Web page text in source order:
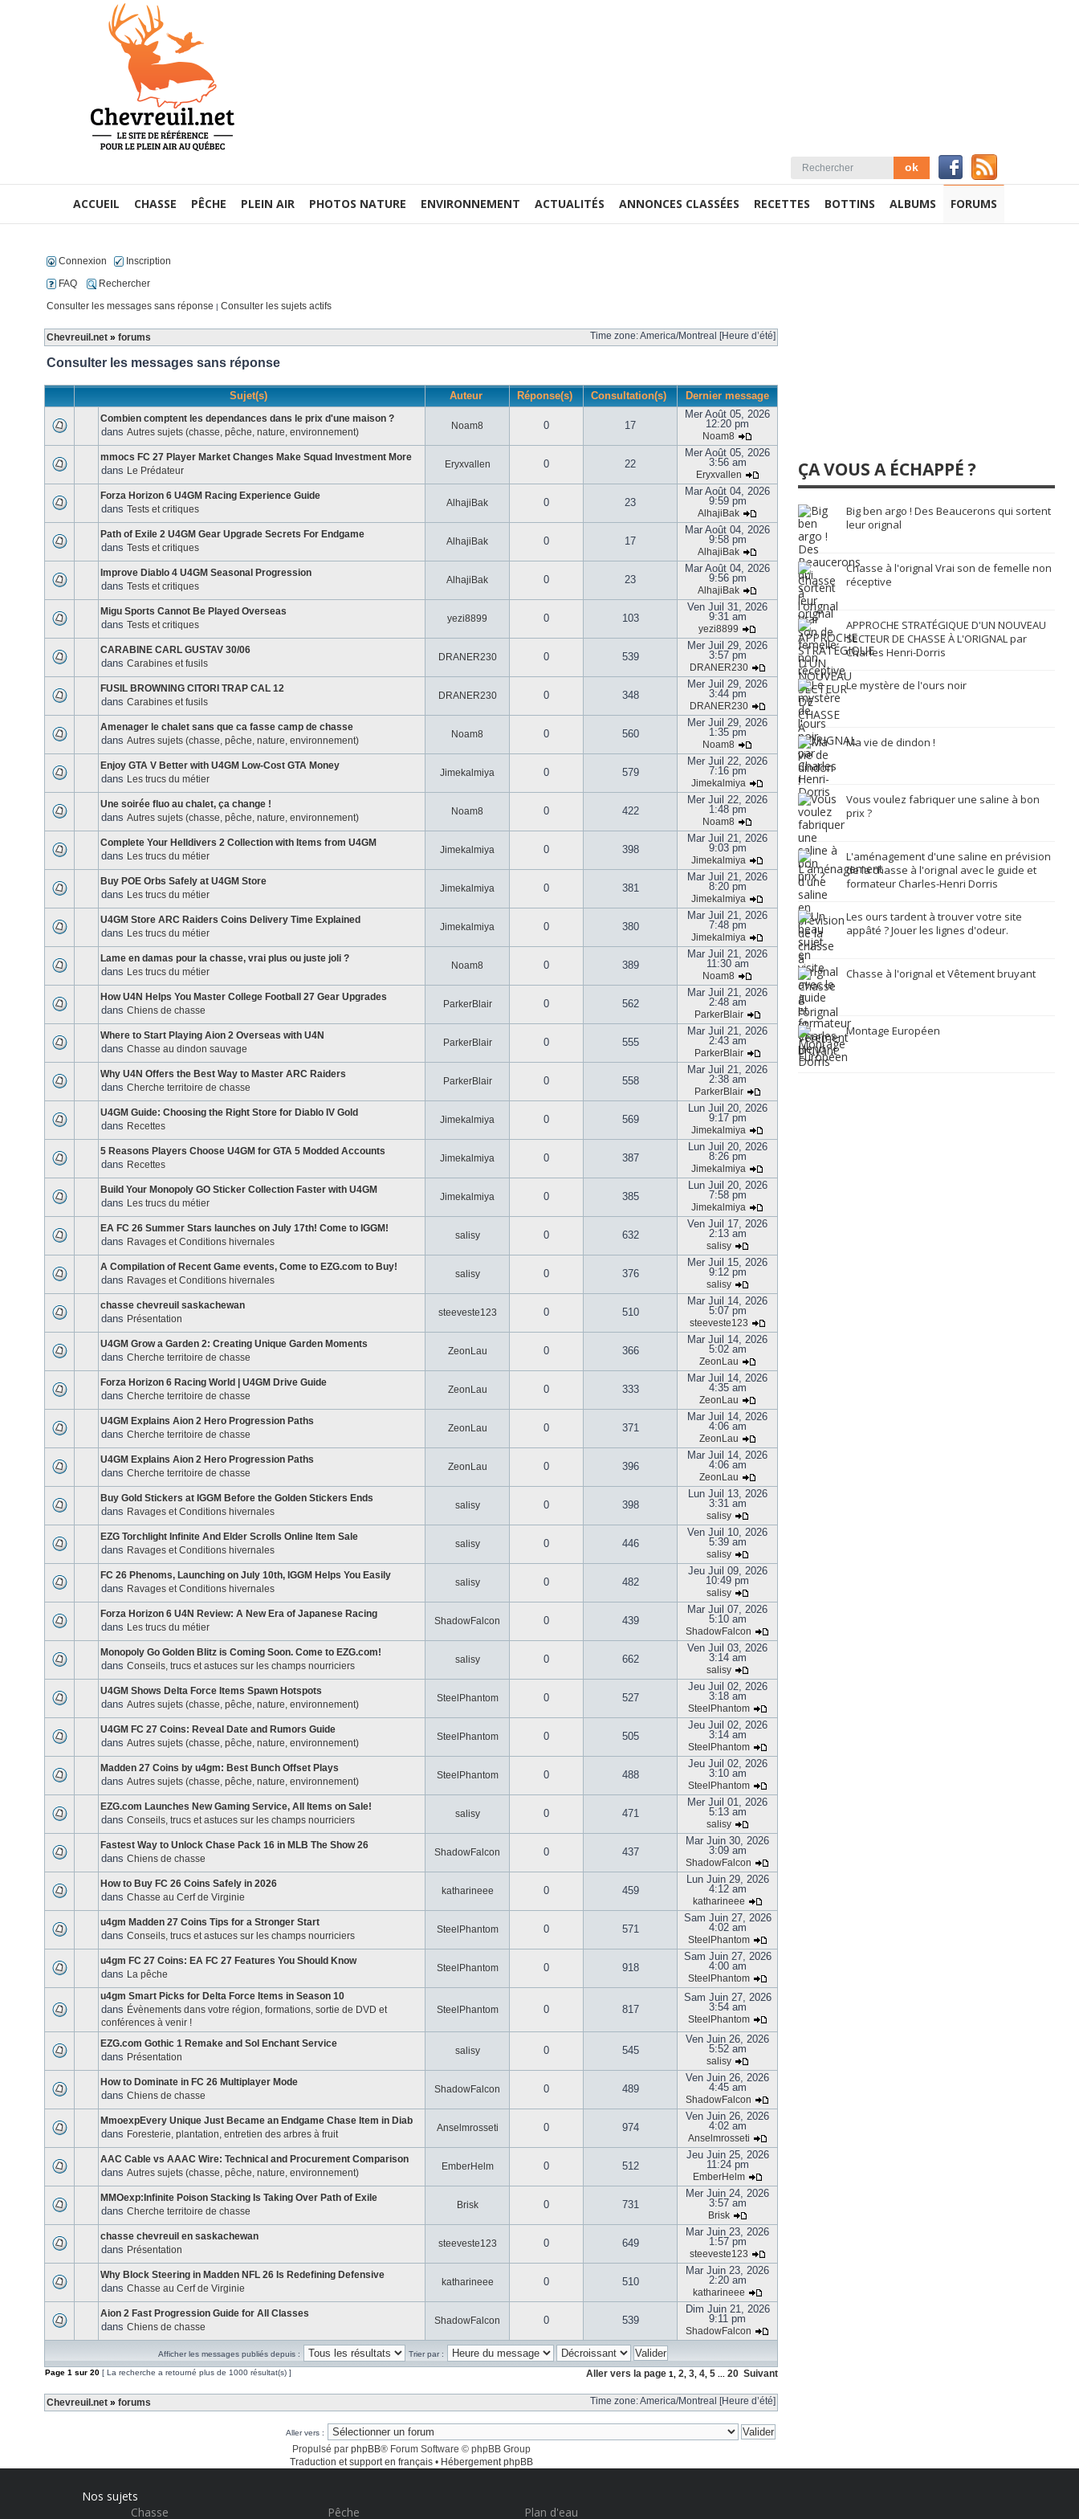
ACCUEIL CHASSE PÊCHE PLEIN AIR PHOTOS NATURE ENVIRONNEMENT ACTUALITÉS ANNONCES CLASSÉES RECETTES BOTTINS ALBUMS FORUMS
Connexion
Inscription
FAQ
Rechercher
Consulter les messages sans réponse | Consulter les sujets actifs
Chevreuil.net » forums Time zone: America/Montreal [Heure d’été]
Consulter les messages sans réponse
Sujet(s) Auteur Réponse(s) Consultation(s) Dernier message
Combien comptent les dependances dans le prix d'une maison ?
dans Autres sujets (chasse, pêche, nature, environnement)
Noam8 0 17
Mer Août 05, 2026
12:20 pm
Noam8
mmocs FC 27 Player Market Changes Make Squad Investment More
dans Le Prédateur
Eryxvallen 0 22
Mer Août 05, 2026
3:56 am
Eryxvallen
Forza Horizon 6 U4GM Racing Experience Guide
dans Tests et critiques
AlhajiBak 0 23
Mar Août 04, 2026
9:59 pm
AlhajiBak
Path of Exile 2 U4GM Gear Upgrade Secrets For Endgame
dans Tests et critiques
AlhajiBak 0 17
Mar Août 04, 2026
9:58 pm
AlhajiBak
Improve Diablo 4 U4GM Seasonal Progression
dans Tests et critiques
AlhajiBak 0 23
Mar Août 04, 2026
9:56 pm
AlhajiBak
Migu Sports Cannot Be Played Overseas
dans Tests et critiques
yezi8899 0 103
Ven Juil 31, 2026
9:31 am
yezi8899
CARABINE CARL GUSTAV 30/06
dans Carabines et fusils
DRANER230 0 539
Mer Juil 29, 2026
3:57 pm
DRANER230
FUSIL BROWNING CITORI TRAP CAL 12
dans Carabines et fusils
DRANER230 0 348
Mer Juil 29, 2026
3:44 pm
DRANER230
Amenager le chalet sans que ca fasse camp de chasse
dans Autres sujets (chasse, pêche, nature, environnement)
Noam8 0 560
Mer Juil 29, 2026
1:35 pm
Noam8
Enjoy GTA V Better with U4GM Low-Cost GTA Money
dans Les trucs du métier
Jimekalmiya 0 579
Mer Juil 22, 2026
7:16 pm
Jimekalmiya
Une soirée fluo au chalet, ça change !
dans Autres sujets (chasse, pêche, nature, environnement)
Noam8 0 422
Mer Juil 22, 2026
1:48 pm
Noam8
Complete Your Helldivers 2 Collection with Items from U4GM
dans Les trucs du métier
Jimekalmiya 0 398
Mar Juil 21, 2026
9:03 pm
Jimekalmiya
Buy POE Orbs Safely at U4GM Store
dans Les trucs du métier
Jimekalmiya 0 381
Mar Juil 21, 2026
8:20 pm
Jimekalmiya
U4GM Store ARC Raiders Coins Delivery Time Explained
dans Les trucs du métier
Jimekalmiya 0 380
Mar Juil 21, 2026
7:48 pm
Jimekalmiya
Lame en damas pour la chasse, vrai plus ou juste joli ?
dans Les trucs du métier
Noam8 0 389
Mar Juil 21, 2026
11:30 am
Noam8
How U4N Helps You Master College Football 27 Gear Upgrades
dans Chiens de chasse
ParkerBlair 0 562
Mar Juil 21, 2026
2:48 am
ParkerBlair
Where to Start Playing Aion 2 Overseas with U4N
dans Chasse au dindon sauvage
ParkerBlair 0 555
Mar Juil 21, 2026
2:43 am
ParkerBlair
Why U4N Offers the Best Way to Master ARC Raiders
dans Cherche territoire de chasse
ParkerBlair 0 558
Mar Juil 21, 2026
2:38 am
ParkerBlair
U4GM Guide: Choosing the Right Store for Diablo IV Gold
dans Recettes
Jimekalmiya 0 569
Lun Juil 20, 2026
9:17 pm
Jimekalmiya
5 Reasons Players Choose U4GM for GTA 5 Modded Accounts
dans Recettes
Jimekalmiya 0 387
Lun Juil 20, 2026
8:26 pm
Jimekalmiya
Build Your Monopoly GO Sticker Collection Faster with U4GM
dans Les trucs du métier
Jimekalmiya 0 385
Lun Juil 20, 2026
7:58 pm
Jimekalmiya
EA FC 26 Summer Stars launches on July 17th! Come to IGGM!
dans Ravages et Conditions hivernales
salisy 0 632
Ven Juil 17, 2026
2:13 am
salisy
A Compilation of Recent Game events, Come to EZG.com to Buy!
dans Ravages et Conditions hivernales
salisy 0 376
Mer Juil 15, 2026
9:12 pm
salisy
chasse chevreuil saskachewan
dans Présentation
steeveste123 0 510
Mar Juil 14, 2026
5:07 pm
steeveste123
U4GM Grow a Garden 2: Creating Unique Garden Moments
dans Cherche territoire de chasse
ZeonLau 0 366
Mar Juil 14, 2026
5:02 am
ZeonLau
Forza Horizon 6 Racing World | U4GM Drive Guide
dans Cherche territoire de chasse
ZeonLau 0 333
Mar Juil 14, 2026
4:35 am
ZeonLau
U4GM Explains Aion 2 Hero Progression Paths
dans Cherche territoire de chasse
ZeonLau 0 371
Mar Juil 14, 2026
4:06 am
ZeonLau
U4GM Explains Aion 2 Hero Progression Paths
dans Cherche territoire de chasse
ZeonLau 0 396
Mar Juil 14, 2026
4:06 am
ZeonLau
Buy Gold Stickers at IGGM Before the Golden Stickers Ends
dans Ravages et Conditions hivernales
salisy 0 398
Lun Juil 13, 2026
3:31 am
salisy
EZG Torchlight Infinite And Elder Scrolls Online Item Sale
dans Ravages et Conditions hivernales
salisy 0 446
Ven Juil 10, 2026
5:39 am
salisy
FC 26 Phenoms, Launching on July 10th, IGGM Helps You Easily
dans Ravages et Conditions hivernales
salisy 0 482
Jeu Juil 09, 2026
10:49 pm
salisy
Forza Horizon 6 U4N Review: A New Era of Japanese Racing
dans Les trucs du métier
ShadowFalcon 0 439
Mar Juil 07, 2026
5:10 am
ShadowFalcon
Monopoly Go Golden Blitz is Coming Soon. Come to EZG.com!
dans Conseils, trucs et astuces sur les champs nourriciers
salisy 0 662
Ven Juil 03, 2026
3:14 am
salisy
U4GM Shows Delta Force Items Spawn Hotspots
dans Autres sujets (chasse, pêche, nature, environnement)
SteelPhantom 0 527
Jeu Juil 02, 2026
3:18 am
SteelPhantom
U4GM FC 27 Coins: Reveal Date and Rumors Guide
dans Autres sujets (chasse, pêche, nature, environnement)
SteelPhantom 0 505
Jeu Juil 02, 2026
3:14 am
SteelPhantom
Madden 27 Coins by u4gm: Best Bunch Offset Plays
dans Autres sujets (chasse, pêche, nature, environnement)
SteelPhantom 0 488
Jeu Juil 02, 2026
3:10 am
SteelPhantom
EZG.com Launches New Gaming Service, All Items on Sale!
dans Conseils, trucs et astuces sur les champs nourriciers
salisy 0 471
Mer Juil 01, 2026
5:13 am
salisy
Fastest Way to Unlock Chase Pack 16 in MLB The Show 26
dans Chiens de chasse
ShadowFalcon 0 437
Mar Juin 30, 2026
3:09 am
ShadowFalcon
How to Buy FC 26 Coins Safely in 2026
dans Chasse au Cerf de Virginie
katharineee 0 459
Lun Juin 29, 2026
4:12 am
katharineee
u4gm Madden 27 Coins Tips for a Stronger Start
dans Conseils, trucs et astuces sur les champs nourriciers
SteelPhantom 0 571
Sam Juin 27, 2026
4:02 am
SteelPhantom
u4gm FC 27 Coins: EA FC 27 Features You Should Know
dans La pêche
SteelPhantom 0 918
Sam Juin 27, 2026
4:00 am
SteelPhantom
u4gm Smart Picks for Delta Force Items in Season 10
dans Évènements dans votre région, formations, sortie de DVD et
conférences à venir !
SteelPhantom 0 817
Sam Juin 27, 2026
3:54 am
SteelPhantom
EZG.com Gothic 1 Remake and Sol Enchant Service
dans Présentation
salisy 0 545
Ven Juin 26, 2026
5:52 am
salisy
How to Dominate in FC 26 Multiplayer Mode
dans Chiens de chasse
ShadowFalcon 0 489
Ven Juin 26, 2026
4:45 am
ShadowFalcon
MmoexpEvery Unique Just Became an Endgame Chase Item in Diab
dans Foresterie, plantation, entretien des arbres à fruit
Anselmrosseti 0 974
Ven Juin 26, 2026
4:02 am
Anselmrosseti
AAC Cable vs AAAC Wire: Technical and Procurement Comparison
dans Autres sujets (chasse, pêche, nature, environnement)
EmberHelm 0 512
Jeu Juin 25, 2026
11:24 pm
EmberHelm
MMOexp:Infinite Poison Stacking Is Taking Over Path of Exile
dans Cherche territoire de chasse
Brisk 0 731
Mer Juin 24, 2026
3:57 am
Brisk
chasse chevreuil en saskachewan
dans Présentation
steeveste123 0 649
Mar Juin 23, 2026
1:57 pm
steeveste123
Why Block Steering in Madden NFL 26 Is Redefining Defensive
dans Chasse au Cerf de Virginie
katharineee 0 510
Mar Juin 23, 2026
2:20 am
katharineee
Aion 2 Fast Progression Guide for All Classes
dans Chiens de chasse
ShadowFalcon 0 539
Dim Juin 21, 2026
9:11 pm
ShadowFalcon
Afficher les messages publiés depuis : Trier par :
Page 1 sur 20 [ La recherche a retourné plus de 1000 résultat(s) ] Aller vers la page 1 2 3 4 5 20 Suivant
Chevreuil.net » forums Time zone: America/Montreal [Heure d’été]
Aller vers :
Propulsé par phpBB® Forum Software © phpBB Group
Traduction et support en français• Hébergement phpBB
ÇA VOUS A ÉCHAPPÉ ?
Big ben argo ! Des Beaucerons qui sortent
leur orignal
Chasse à l'orignal Vrai son de femelle non
réceptive
APPROCHE STRATÉGIQUE D'UN NOUVEAU
SECTEUR DE CHASSE À L'ORIGNAL par
Charles Henri-Dorris
Le mystère de l'ours noir
Ma vie de dindon !
Vous voulez fabriquer une saline à bon
prix ?
L'aménagement d'une saline en prévision
de la chasse à l'orignal avec le guide et
formateur Charles-Henri Dorris
Les ours tardent à trouver votre site
appâté ? Jouer les lignes d'odeur.
Chasse à l'orignal et Vêtement bruyant
Montage Européen
Nos sujets
Chasse
Pêche Plan d'eau